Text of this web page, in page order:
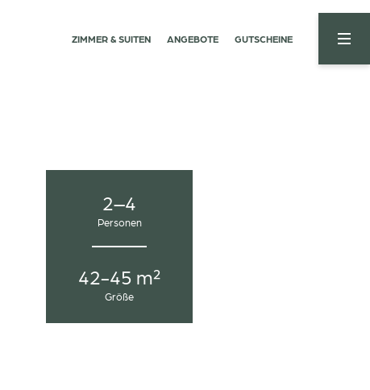
ZIMMER & SUITEN ANGEBOTE GUTSCHEINE
Treatments & Rituale
2–4
Personen
42-45 m²
Größe